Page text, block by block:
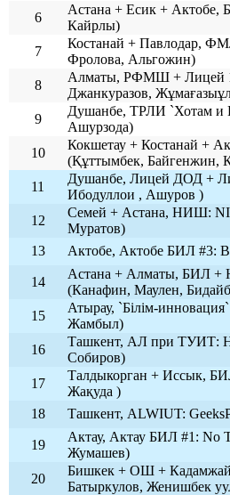
6
Астана + Есик +
Кайрлы)
7
Костанай + Павлодар,
Фролова, Альгожин)
8
Алматы, РФМШ + Лицей
Джанкуразов,
9
Душанбе, ТРЛИ `Хотам и
Ашурзода)
10
Кокшетау + Костанай +
(Құттымбек, Байгенжин,
11
Душанбе, Лицей ДОД +
Ибодуллои , Ашуров )
12
Семей + Астана, НИШ:
Муратов)
13
Актобе, Актобе БИЛ #3:
14
Астана + Алматы, БИЛ
(Канафин, Маулен,
15
Атырау, `Білім-
Жамбыл)
16
Ташкент, АЛ при ТУИТ:
Собиров)
17
Талдыкорган + Иссык,
Жақуда )
18
Ташкент, ALWIUT:
19
Актау, Актау БИЛ #1: No
Жумашев)
20
Бишкек + ОШ +
Батыркулов, Женишбек